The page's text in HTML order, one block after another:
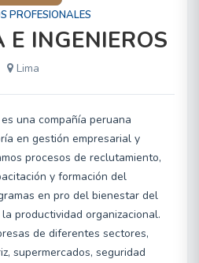
PROFESIONALES
E INGENIEROS
Lima
es una compañía peruana
en gestión empresarial y
procesos de reclutamiento,
y formación del
en pro del bienestar del
productividad organizacional.
de diferentes sectores,
supermercados, seguridad